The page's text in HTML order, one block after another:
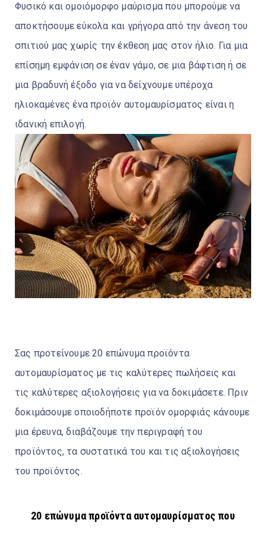
Φυσικό και ομοιόμορφο μαύρισμα που μπορούμε να
αποκτήσουμε εύκολα και γρήγορα από την άνεση του
σπιτιού μας χωρίς την έκθεση μας στον ήλιο. Για μια
επίσημη εμφάνιση σε έναν γάμο, σε μια βάφτιση ή σε
μια βραδυνή έξοδο για να δείχνουμε υπέροχα
ηλιοκαμένες ένα προϊόν αυτομαυρίσματος είναι η
ιδανική επιλογή.
Σας προτείνουμε 20 επώνυμα προϊόντα
αυτομαυρίσματος με τις καλύτερες πωλήσεις και
τις καλύτερες αξιολογήσεις για να δοκιμάσετε. Πριν
δοκιμάσουμε οποιοδήποτε προϊόν ομορφιάς κάνουμε
μια έρευνα, διαβάζουμε την περιγραφή του
προϊόντος, τα συστατικά του και τις αξιολογήσεις
του προϊόντος.
20 επώνυμα προϊόντα αυτομαυρίσματος που